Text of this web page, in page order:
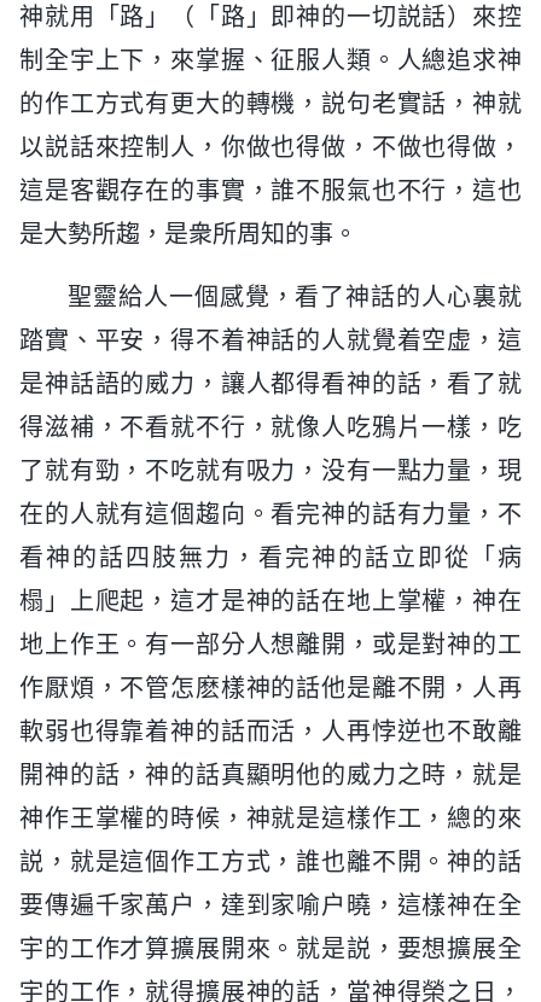
神就用「路」（「路」即神的一切説話）來控
制全宇上下，來掌握、征服人類。人總追求神
的作工方式有更大的轉機，説句老實話，神就
以説話來控制人，你做也得做，不做也得做，
這是客觀存在的事實，誰不服氣也不行，這也
是大勢所趨，是衆所周知的事。
聖靈給人一個感覺，看了神話的人心裏就
踏實、平安，得不着神話的人就覺着空虚，這
是神話語的威力，讓人都得看神的話，看了就
得滋補，不看就不行，就像人吃鴉片一樣，吃
了就有勁，不吃就有吸力，没有一點力量，現
在的人就有這個趨向。看完神的話有力量，不
看神的話四肢無力，看完神的話立即從「病
榻」上爬起，這才是神的話在地上掌權，神在
地上作王。有一部分人想離開，或是對神的工
作厭煩，不管怎麽樣神的話他是離不開，人再
軟弱也得靠着神的話而活，人再悖逆也不敢離
開神的話，神的話真顯明他的威力之時，就是
神作王掌權的時候，神就是這樣作工，總的來
説，就是這個作工方式，誰也離不開。神的話
要傳遍千家萬户，達到家喻户曉，這樣神在全
宇的工作才算擴展開來。就是説，要想擴展全
宇的工作，就得擴展神的話，當神得榮之日，